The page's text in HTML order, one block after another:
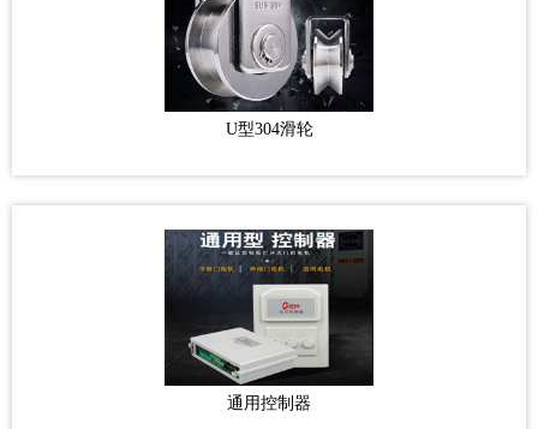
U型304滑轮
通用控制器